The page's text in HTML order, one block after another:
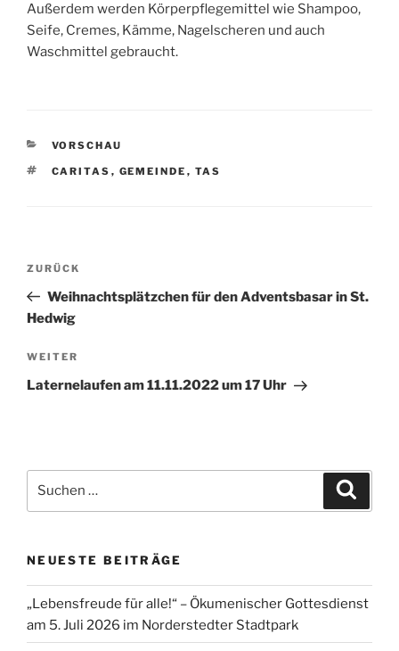
Außerdem werden Körperpflegemittel wie Shampoo,
Seife, Cremes, Kämme, Nagelscheren und auch
Waschmittel gebraucht.
KATEGORIEN
VORSCHAU
SCHLAGWÖRTER
CARITAS , GEMEINDE , TAS
Beitragsnavigation
Vorheriger
Beitrag
ZURÜCK
Weihnachtsplätzchen für den Adventsbasar in St.
Hedwig
Nächster
Beitrag
WEITER
Laternelaufen am 11.11.2022 um 17 Uhr
nach:
NEUESTE BEITRÄGE
„Lebensfreude für alle!“ – Ökumenischer Gottesdienst
am 5. Juli 2026 im Norderstedter Stadtpark